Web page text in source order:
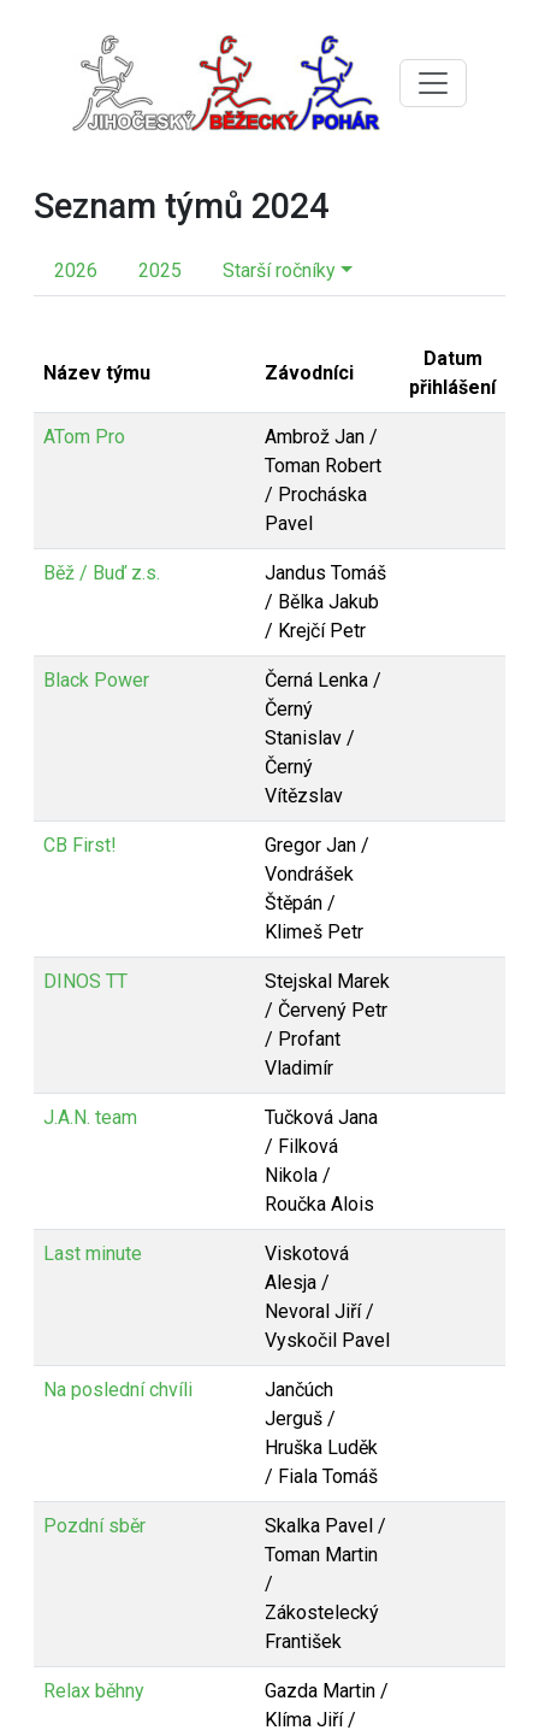
Seznam týmů 2024
2026 2025 Starší ročníky
Název týmu Závodníci
Datum
přihlášení
ATom Pro
Ambrož Jan /
Toman Robert
/ Procháska
Pavel
Běž / Buď z.s.
Jandus Tomáš
/ Bělka Jakub
/ Krejčí Petr
Black Power
Černá Lenka /
Černý
Stanislav /
Černý
Vítězslav
CB First!
Gregor Jan /
Vondrášek
Štěpán /
Klimeš Petr
DINOS TT
Stejskal Marek
/ Červený Petr
/ Profant
Vladimír
J.A.N. team
Tučková Jana
/ Filková
Nikola /
Roučka Alois
Last minute
Viskotová
Alesja /
Nevoral Jiří /
Vyskočil Pavel
Na poslední chvíli
Jančúch
Jerguš /
Hruška Luděk
/ Fiala Tomáš
Pozdní sběr
Skalka Pavel /
Toman Martin
/
Zákostelecký
František
Relax běhny
Gazda Martin /
Klíma Jiří /